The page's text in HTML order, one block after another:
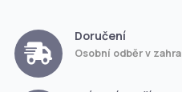
Doručení
Osobní odběr v